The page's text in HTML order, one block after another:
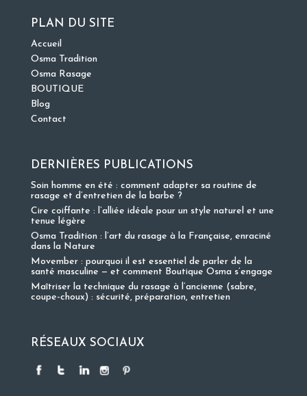
PLAN DU SITE
Accueil
Osma Tradition
Osma Rasage
BOUTIQUE
Blog
Contact
DERNIÈRES PUBLICATIONS
Soin homme en été : comment adapter sa routine de
rasage et d’entretien de la barbe ?
Cire coiffante : l’alliée idéale pour un style naturel et une
tenue légère
Osma Tradition : l’art du rasage à la Française, enraciné
dans la Nature
Movember : pourquoi il est essentiel de parler de la
santé masculine — et comment Boutique Osma s’engage
Maîtriser la technique du rasage à l’ancienne (sabre,
coupe-choux) : sécurité, préparation, entretien
RÉSEAUX SOCIAUX